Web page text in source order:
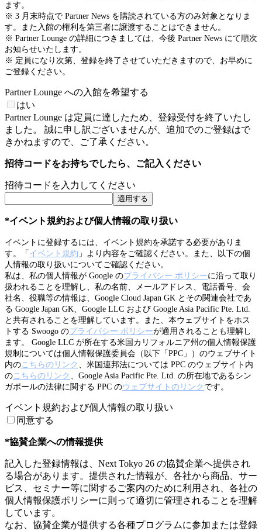
ます。
※ 3 月末時点で Partner News を購読されている方のみ対象となりま
す。また入館の権利を第三者に譲渡することはできません。
※ Partner Lounge の詳細につきましては、今後 Partner News にて順次
お知らせいたします。
※ 定員になり次第、登録を終了させていただきますので、お早めに
ご登録ください。
Partner Lounge への入館を希望する
はい
Partner Lounge は定員に達したため、登録受付を終了いたし
ました。 誠に申し訳ございませんが、追加でのご登録はで
きかねますので、ご了承ください。
招待コードをお持ちでしたら、ご記入ください
招待コードを入力してください
適用する
*イベント規約および個人情報の取り扱い
イベントに登録するには、イベント規約を承諾する必要がありま
す。「 イベント規約 」より内容をご確認ください。また、以下の個
人情報の取り扱いについてご確認ください。
私は、私の個人情報が Google のプライバシー ポリシーに沿って取り
扱われることを理解し、私の名前、メールアドレス、電話番号、会
社名、役職等の情報は、Google Cloud Japan GK とその関連会社であ
る Google Japan GK、Google LLC および Google Asia Pacific Pte. Ltd.
と共有されることを理解しています。また、本ウェブサイトをホス
トする Swoogo のプライバシー ポリシーが適用されることも理解し
ます。 Google LLC が所在する米国カリフォルニア州の個人情報保護
規制については個人情報保護委員会（以下「PPC」）のウェブサイト
内のこちらのリンク 、米国連邦法については PPC のウェブサイト内
のこちらのリンク 、Google Asia Pacific Pte. Ltd. の所在地であるシン
ガポールの法律に関する PPC のウェブサイトのリンク です。
イベント規約および個人情報の取り扱い
同意する
*協賛企業への情報提供
記入した登録情報は、Next Tokyo 26 の協賛企業へ提供され
る場合があります。提供された情報が、各社から商品、サー
ビス、セミナー等に関するご案内のために利用され、各社の
個人情報保護ポリシーに則って適切に管理されることを理解
しています。
なお、協賛企業が提供する各種プログラムに参加または登録